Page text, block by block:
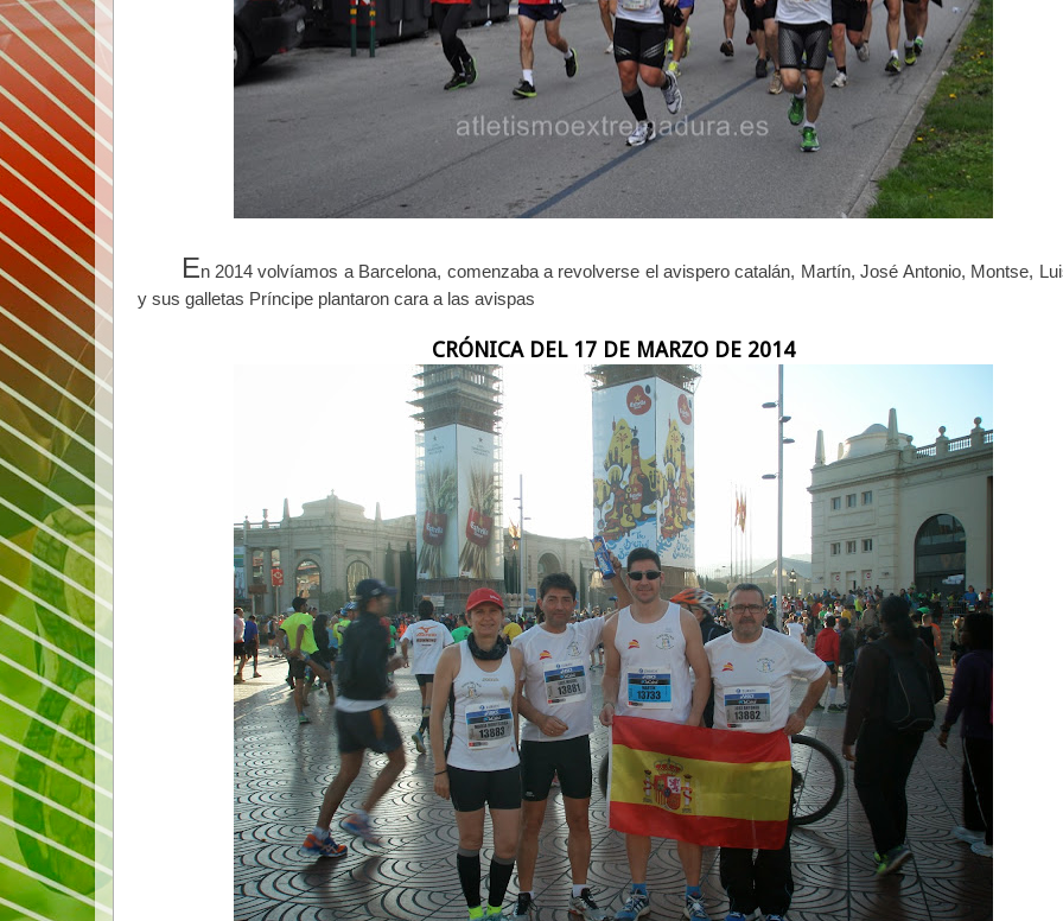
En 2014 volvíamos a Barcelona, comenzaba a revolverse el avispero catalán, Martín, José Antonio, Montse,
y sus galletas Príncipe plantaron cara a las avispas
CRÓNICA DEL 17 DE MARZO DE 2014